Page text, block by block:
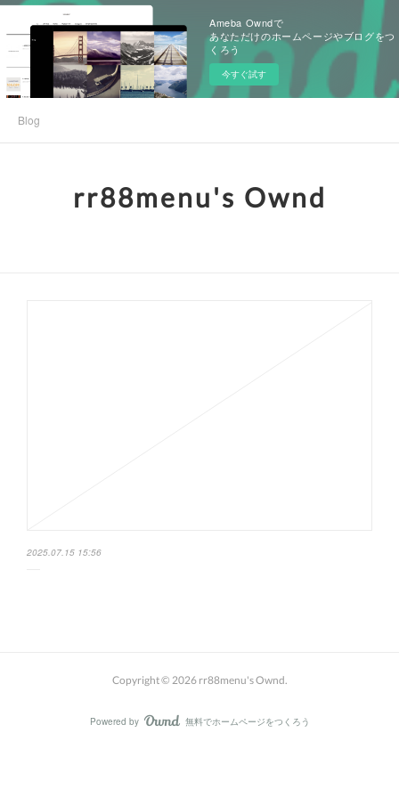
Ameba Owndで
あなただけのホームページやブログをつ
くろう
今すぐ試す
Blog
rr88menu's Ownd
2025.07.15 15:56
Copyright © 2026 rr88menu's Ownd.
Powered by AmebaOwnd
無料でホームページをつくろう